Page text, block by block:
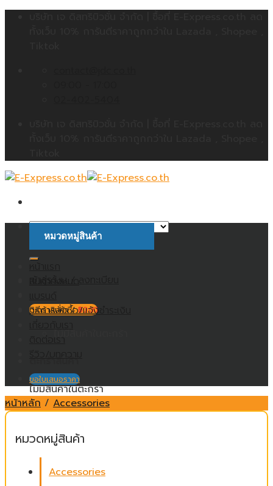
ค้นหา:
ตะกร้าสินค้า /฿0.00
ไม่มีสินค้าในตะกร้า
หมวดหมู่สินค้า
วิธีการสั่งซื้อ/แจ้งชำระเงิน
ติดต่อเรา
ขอใบเสนอราคา
หน้าหลัก / Accessories
หมวดหมู่สินค้า
Accessories